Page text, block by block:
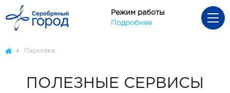
Режим работы
Подробнее
Парковка
ПОЛЕЗНЫЕ СЕРВИСЫ